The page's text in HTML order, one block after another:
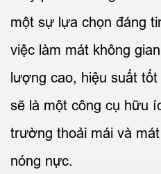
một sự lựa chọn đáng
việc làm mát không
lượng cao, hiệu suất
sẽ là một công cụ hữu
trường thoải mái và
nóng nực.